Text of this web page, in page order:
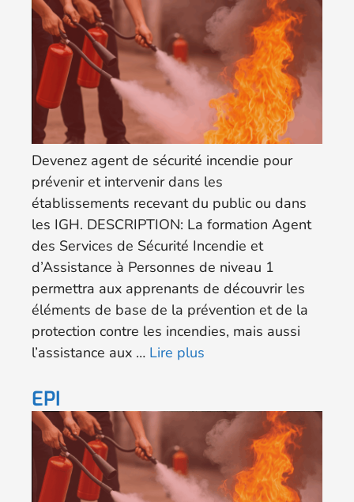
Devenez agent de sécurité incendie pour
prévenir et intervenir dans les
établissements recevant du public ou dans
les IGH. DESCRIPTION: La formation Agent
des Services de Sécurité Incendie et
d’Assistance à Personnes de niveau 1
permettra aux apprenants de découvrir les
éléments de base de la prévention et de la
protection contre les incendies, mais aussi
l’assistance aux … Lire plus
EPI